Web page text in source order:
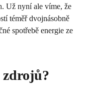
Už nyní ale víme, že
téměř dvojnásobně
spotřebě energie ze